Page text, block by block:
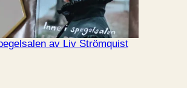
av Liv Strömquist